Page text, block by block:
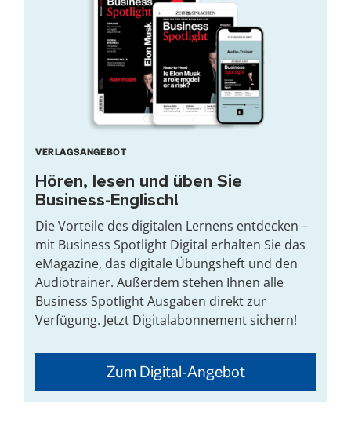
VERLAGSANGEBOT
Hören, lesen und üben Sie
Business-Englisch!
Die Vorteile des digitalen Lernens entdecken –
mit Business Spotlight Digital erhalten Sie das
eMagazine, das digitale Übungsheft und den
Audiotrainer. Außerdem stehen Ihnen alle
Business Spotlight Ausgaben direkt zur
Verfügung. Jetzt Digitalabonnement sichern!
Zum Digital-Angebot